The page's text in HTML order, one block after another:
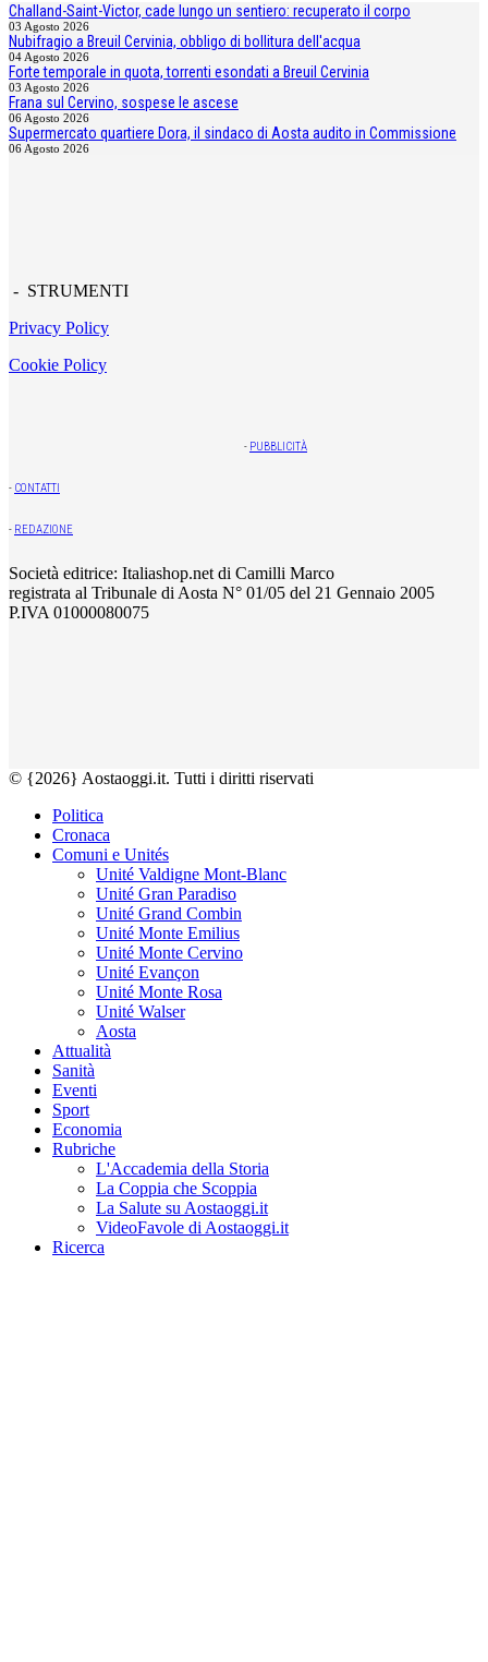
Challand-Saint-Victor, cade lungo un sentiero: recuperato il corpo
03 Agosto 2026
Nubifragio a Breuil Cervinia, obbligo di bollitura dell'acqua
04 Agosto 2026
Forte temporale in quota, torrenti esondati a Breuil Cervinia
03 Agosto 2026
Frana sul Cervino, sospese le ascese
06 Agosto 2026
Supermercato quartiere Dora, il sindaco di Aosta audito in Commissione
06 Agosto 2026
- STRUMENTI
Privacy Policy
Cookie Policy
- PUBBLICITÀ
- CONTATTI
- REDAZIONE
Società editrice: Italiashop.net di Camilli Marco
registrata al Tribunale di Aosta N° 01/05 del 21 Gennaio 2005
P.IVA 01000080075
© {2026} Aostaoggi.it. Tutti i diritti riservati
Politica
Cronaca
Comuni e Unités
Unité Valdigne Mont-Blanc
Unité Gran Paradiso
Unité Grand Combin
Unité Monte Emilius
Unité Monte Cervino
Unité Evançon
Unité Monte Rosa
Unité Walser
Aosta
Attualità
Sanità
Eventi
Sport
Economia
Rubriche
L'Accademia della Storia
La Coppia che Scoppia
La Salute su Aostaoggi.it
VideoFavole di Aostaoggi.it
Ricerca